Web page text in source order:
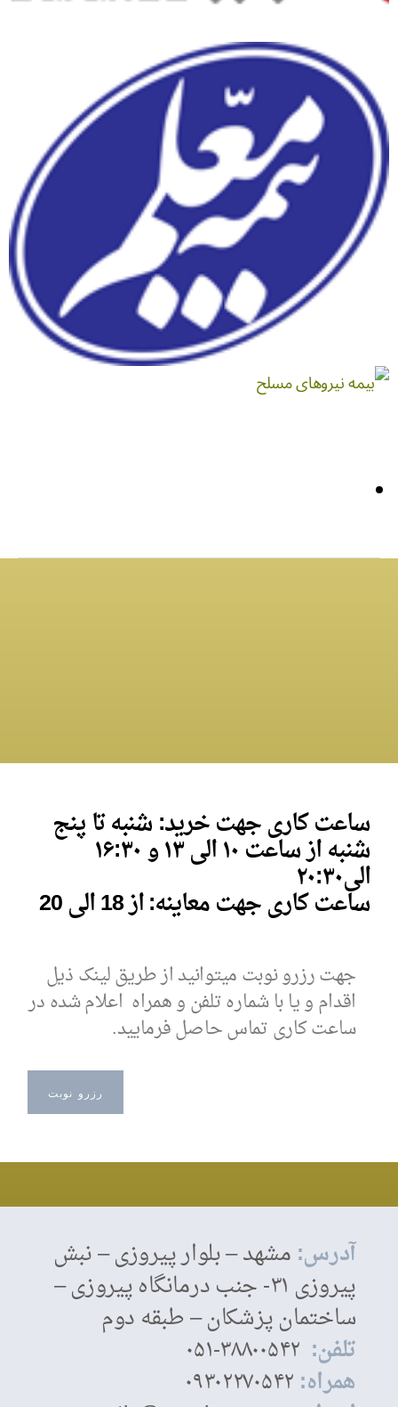
ساعت کاری جهت خرید: شنبه تا پنج
شنبه از ساعت ۱۰ الی ۱۳ و ۱۶:۳۰
الی ۲۰:۳۰
ساعت کاری جهت معاینه: از 18 الی 20
جهت رزرو نوبت میتوانید از طریق لینک ذیل
اقدام و یا با شماره تلفن و همراه اعلام شده در
ساعت کاری تماس حاصل فرمایید.
رزرو نوبت
آدرس:مشهد – بلوار پیروزی – نبش
پیروزی ۳۱- جنب درمانگاه پیروزی –
ساختمان پزشکان – طبقه دوم
تلفن:
همراه:۰۹۳۰۲۲۷۰۵۴۲